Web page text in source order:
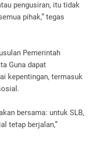
pengusiran, itu tidak
pihak,” tegas
Pemerintah
Guna dapat
kepentingan, termasuk
bersama: untuk SLB,
tetap berjalan,”